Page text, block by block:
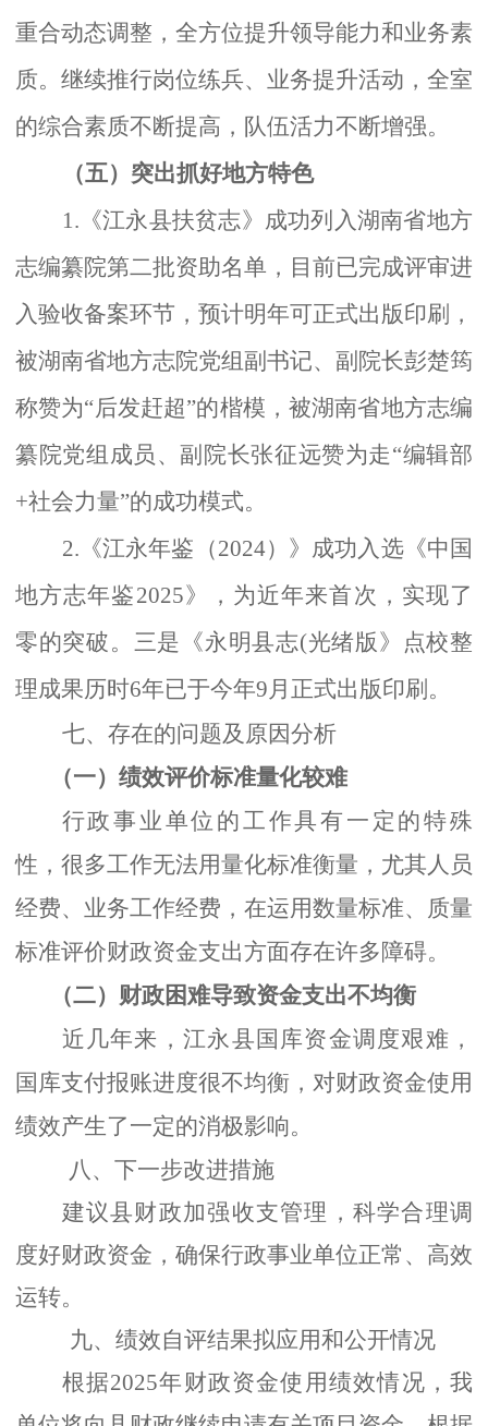
重合动态调整，全方位提升领导能力和业务素
质。继续推行岗位练兵、业务提升活动，全室
的综合素质不断提高，队伍活力不断增强。
（五）突出抓好地方特色
1.《江永县扶贫志》成功列入湖南省地方
志编纂院第二批资助名单，目前已完成评审进
入验收备案环节，预计明年可正式出版印刷，
被湖南省地方志院党组副书记、副院长彭楚筠
称赞为“后发赶超”的楷模，被湖南省地方志编
纂院党组成员、副院长张征远赞为走“编辑部
+社会力量”的成功模式。
2.《江永年鉴（2024）》成功入选《中国
地方志年鉴2025》，为近年来首次，实现了
零的突破。三是《永明县志(光绪版》点校整
理成果历时6年已于今年9月正式出版印刷。
七、存在的问题及原因分析
（一） 绩效评价标准量化较难
行政事业单位的工作具有一定的特殊
性，很多工作无法用量化标准衡量，尤其人员
经费、业务工作经费，在运用数量标准、质量
标准评价财政资金支出方面存在许多障碍。
（二） 财政困难导致资金支出不均衡
近几年来，江永县国库资金调度艰难，
国库支付报账进度很不均衡，对财政资金使用
绩效产生了一定的消极影响。
八、下一步改进措施
建议县财政加强收支管理，科学合理调
度好财政资金，确保行政事业单位正常、高效
运转。
九、绩效自评结果拟应用和公开情况
根据2025年财政资金使用绩效情况，我